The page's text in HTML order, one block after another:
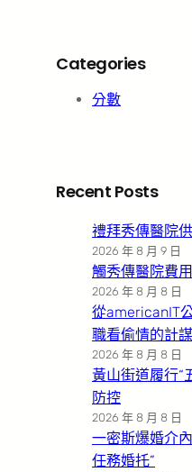
Categories
分數
Recent Posts
禮拜秀傳醫院
2026 年 8 月 9 日
觸秀傳醫院費
2026 年 8 月 8 日
從americanIT
職看偷情的計
2026 年 8 月 8 日
黃山街道履行“
防控
2026 年 8 月 8 日
一密斯爆婚介
任務婚托”